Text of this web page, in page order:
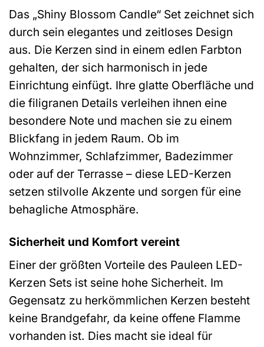
Das „Shiny Blossom Candle“ Set zeichnet sich
durch sein elegantes und zeitloses Design
aus. Die Kerzen sind in einem edlen Farbton
gehalten, der sich harmonisch in jede
Einrichtung einfügt. Ihre glatte Oberfläche und
die filigranen Details verleihen ihnen eine
besondere Note und machen sie zu einem
Blickfang in jedem Raum. Ob im
Wohnzimmer, Schlafzimmer, Badezimmer
oder auf der Terrasse – diese LED-Kerzen
setzen stilvolle Akzente und sorgen für eine
behagliche Atmosphäre.
Sicherheit und Komfort vereint
Einer der größten Vorteile des Pauleen LED-
Kerzen Sets ist seine hohe Sicherheit. Im
Gegensatz zu herkömmlichen Kerzen besteht
keine Brandgefahr, da keine offene Flamme
vorhanden ist. Dies macht sie ideal für